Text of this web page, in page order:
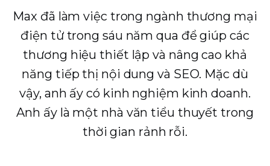
Max đã làm việc trong ngành thương mại
điện tử trong sáu năm qua để giúp các
thương hiệu thiết lập và nâng cao khả
năng tiếp thị nội dung và SEO. Mặc dù
vậy, anh ấy có kinh nghiệm kinh doanh.
Anh ấy là một nhà văn tiểu thuyết trong
thời gian rảnh rỗi.